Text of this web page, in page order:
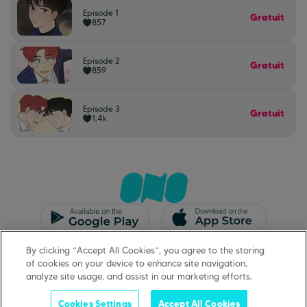
Episode 1
857
Gratuit
Episode 2
859
Gratuit
Episode 3
1,4k
Gratuit
Protection des données
Support
By clicking “Accept All Cookies”, you agree to the storing
of cookies on your device to enhance site navigation,
analyze site usage, and assist in our marketing efforts.
Cookies Settings Accept All Cookies